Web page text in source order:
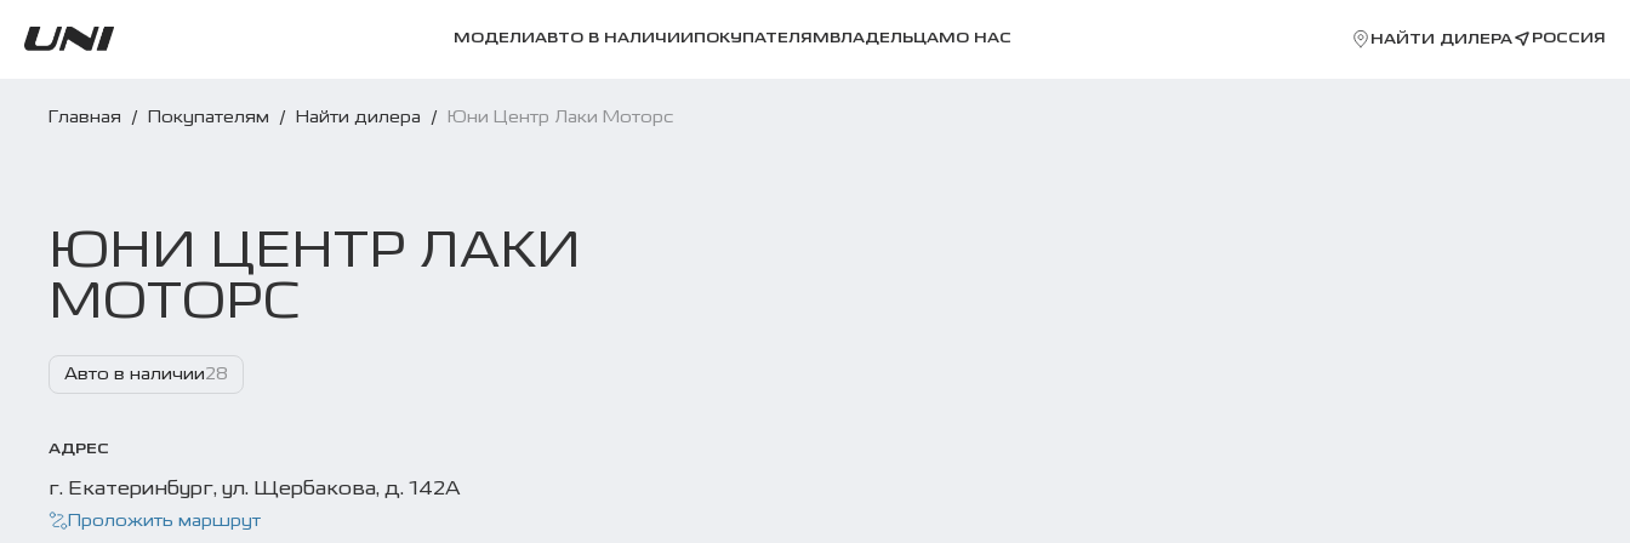
МОДЕЛИАВТО В НАЛИЧИИПОКУПАТЕЛЯМВЛАДЕЛЬЦАМО НАС НАЙТИ ДИЛЕРА РОССИЯ
Главная / Покупателям / Найти дилера / Юни Центр Лаки Моторс
ЮНИ ЦЕНТР ЛАКИ
МОТОРС
Авто в наличии28
АДРЕС
г. Екатеринбург, ул. Щербакова, д. 142А
Проложить маршрут